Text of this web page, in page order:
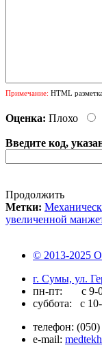
Примечание: HTML
Оценка: Плохо
Введите код,
Продолжить
Метки:
увеличенной
© 2013-
г. Сумы, ул.
пн-пт: с 9-
суббота: с
телефон:
e-mail: